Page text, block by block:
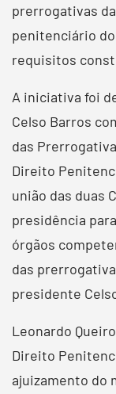
prerrogativas
penitenciário
requisitos
A iniciativa foi
Celso Barros
das
Direito
união das duas
presidência
órgãos
das
presidente
Leonardo
Direito
ajuizamento do